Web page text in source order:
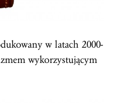
w latach 2000-
wykorzystującym